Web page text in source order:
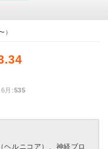
）
:535
ヘルニコア）、神経ブロ